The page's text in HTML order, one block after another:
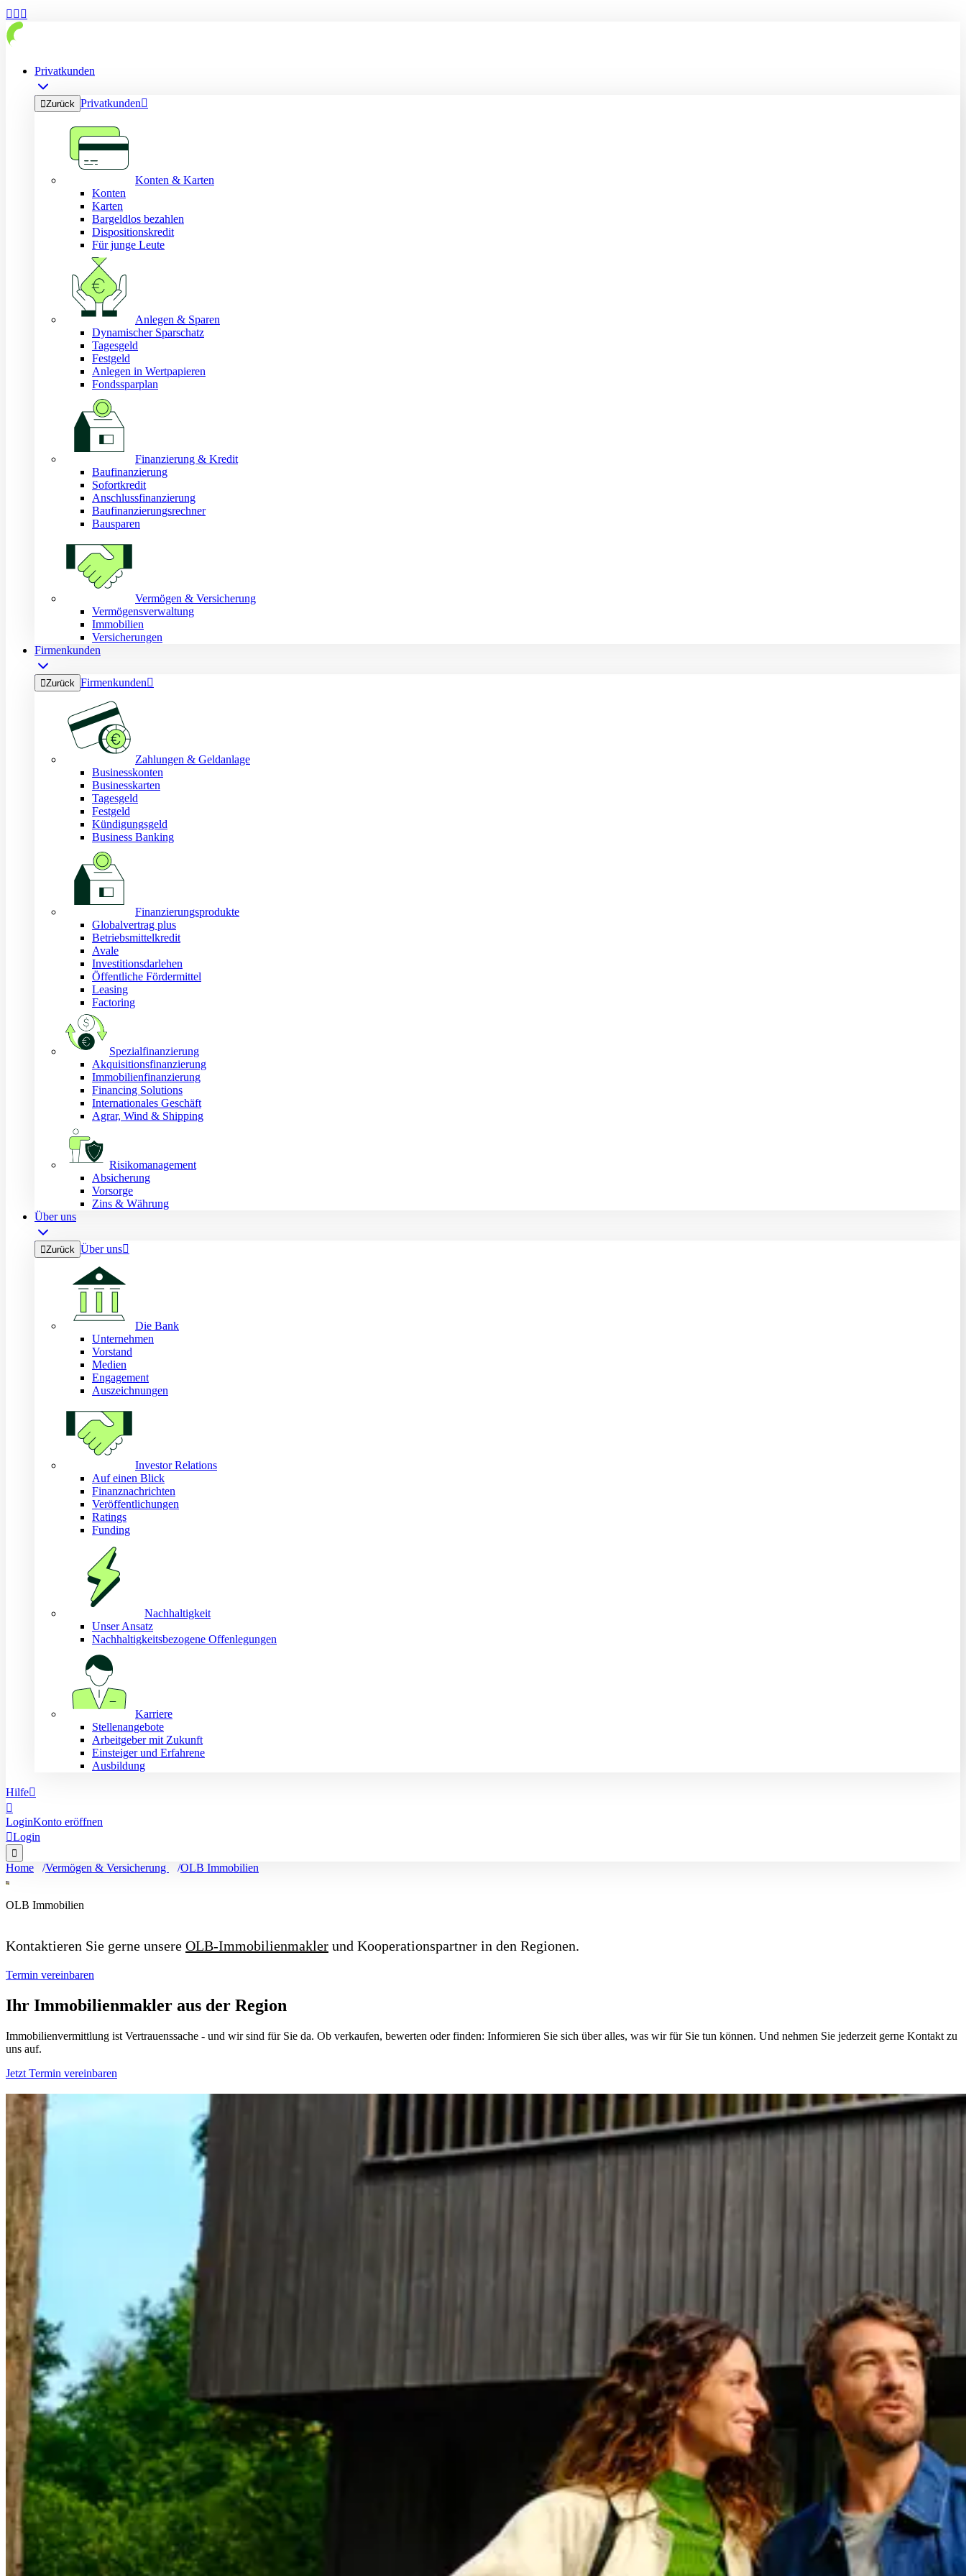
  
Privatkunden
Zurück Privatkunden
Konten & Karten
Konten
Karten
Bargeldlos bezahlen
Dispositionskredit
Für junge Leute
Anlegen & Sparen
Dynamischer Sparschatz
Tagesgeld
Festgeld
Anlegen in Wertpapieren
Fondssparplan
Finanzierung & Kredit
Baufinanzierung
Sofortkredit
Anschlussfinanzierung
Baufinanzierungsrechner
Bausparen
Vermögen & Versicherung
Vermögensverwaltung
Immobilien
Versicherungen
Firmenkunden
Zurück Firmenkunden
Zahlungen & Geldanlage
Businesskonten
Businesskarten
Tagesgeld
Festgeld
Kündigungsgeld
Business Banking
Finanzierungsprodukte
Globalvertrag plus
Betriebsmittelkredit
Avale
Investitionsdarlehen
Öffentliche Fördermittel
Leasing
Factoring
Spezialfinanzierung
Akquisitionsfinanzierung
Immobilienfinanzierung
Financing Solutions
Internationales Geschäft
Agrar, Wind & Shipping
Risikomanagement
Absicherung
Vorsorge
Zins & Währung
Über uns
Zurück Über uns
Die Bank
Unternehmen
Vorstand
Medien
Engagement
Auszeichnungen
Investor Relations
Auf einen Blick
Finanznachrichten
Veröffentlichungen
Ratings
Funding
Nachhaltigkeit
Unser Ansatz
Nachhaltigkeitsbezogene Offenlegungen
Karriere
Stellenangebote
Arbeitgeber mit Zukunft
Einsteiger und Erfahrene
Ausbildung
Hilfe

LoginKonto eröffnen
Login

Home Vermögen & Versicherung OLB Immobilien
OLB Immobilien
Kontaktieren Sie gerne unsere OLB-Immobilienmakler und Kooperationspartner in den Regionen.
Termin vereinbaren
Ihr Immobilienmakler aus der Region
Immobilienvermittlung ist Vertrauenssache - und wir sind für Sie da. Ob verkaufen, bewerten oder finden: Informieren Sie sich über alles, was wir für Sie tun können. Und nehmen Sie jederzeit gerne Kontakt zu
uns auf.
Jetzt Termin vereinbaren